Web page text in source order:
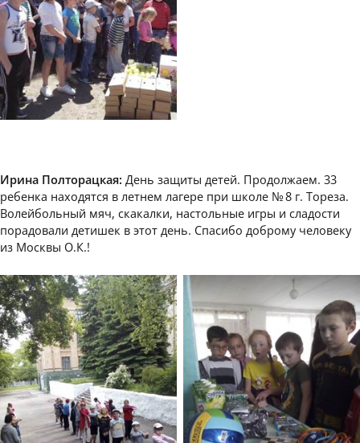
Ирина Полторацкая: День защиты детей. Продолжаем. 33
ребенка находятся в летнем лагере при школе № 8 г. Тореза.
Волейбольный мяч, скакалки, настольные игры и сладости
порадовали детишек в этот день. Спасибо доброму человеку
из Москвы О.К.!